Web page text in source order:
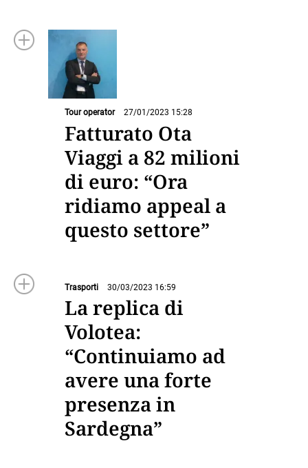
Tour operator 27/01/2023 15:28
Fatturato Ota
Viaggi a 82 milioni
di euro: “Ora
ridiamo appeal a
questo settore”
Trasporti 30/03/2023 16:59
La replica di
Volotea:
“Continuiamo ad
avere una forte
presenza in
Sardegna”